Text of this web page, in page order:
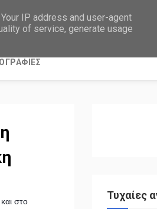
στο
Τυχαίες
IP address and user-agent
of service, generate usage